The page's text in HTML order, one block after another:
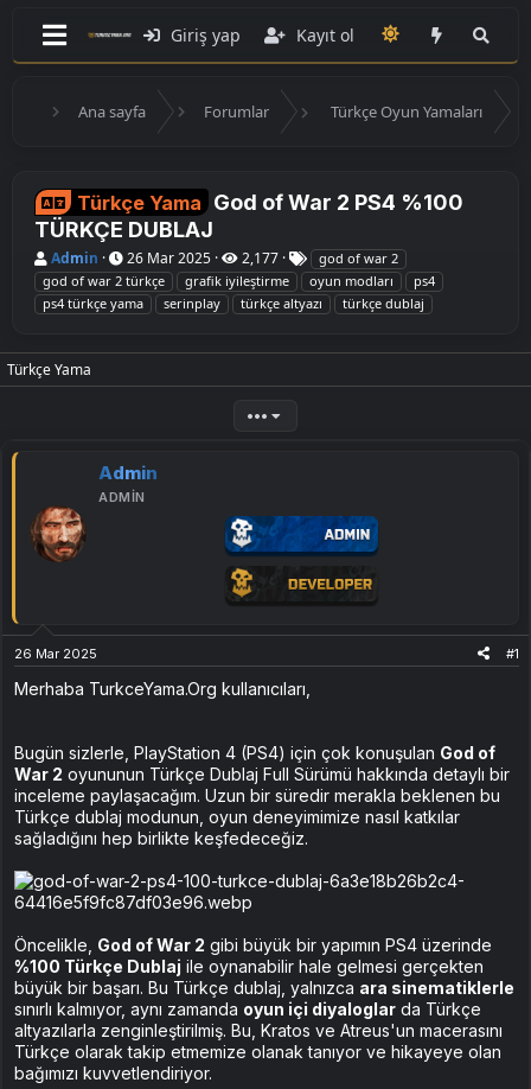
Giriş yap Kayıt ol
Ana sayfa Forumlar Türkçe Oyun Yamaları
Türkçe Yama God of War 2 PS4 %100
TÜRKÇE DUBLAJ
K
o
n
u
B
a
Admin
B
a
ş
l
ı
i
h
i
26 Mar 2025 2,177
E
t
i
k
e
god of war 2
god of war 2 türkçe
grafik iyileştirme oyun modları
ps4
ps4 türkçe yama
serinplay türkçe altyazı türkçe dublaj
Türkçe Yama
•••
Admin
ADMIN
26 Mar 2025 #1
Merhaba TurkceYama.Org kullanıcıları,
Bugün sizlerle, PlayStation 4 (PS4) için çok konuşulan God of
War 2 oyununun Türkçe Dublaj Full Sürümü hakkında detaylı bir
inceleme paylaşacağım. Uzun bir süredir merakla beklenen bu
Türkçe dublaj modunun, oyun deneyimimize nasıl katkılar
sağladığını hep birlikte keşfedeceğiz.
Öncelikle, God of War 2 gibi büyük bir yapımın PS4 üzerinde
%100 Türkçe Dublaj ile oynanabilir hale gelmesi gerçekten
büyük bir başarı. Bu Türkçe dublaj, yalnızca ara sinematiklerle
sınırlı kalmıyor, aynı zamanda oyun içi diyaloglar da Türkçe
altyazılarla zenginleştirilmiş. Bu, Kratos ve Atreus'un macerasını
Türkçe olarak takip etmemize olanak tanıyor ve hikayeye olan
bağımızı kuvvetlendiriyor.